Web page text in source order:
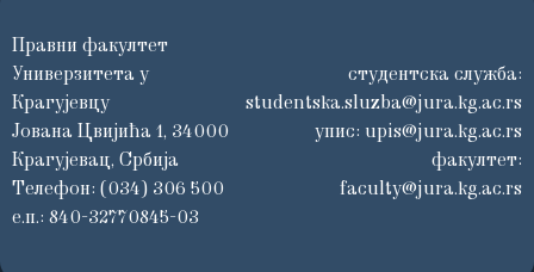
Правни факултет
Универзитета у
Крагујевцу
Јована Цвијића 1, 34000
Крагујевац, Србија
Телефон: (034) 306 500
е.п.: 840-32770845-03
студентска служба:
studentska.sluzba@jura.kg.ac.rs
упис: upis@jura.kg.ac.rs
факултет:
faculty@jura.kg.ac.rs